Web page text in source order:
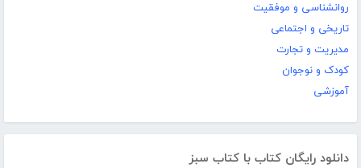
روانشناسی و موفقیت
تاریخی و اجتماعی
مدیریت و تجارت
کودک و نوجوان
آموزشی
دانلود رایگان کتاب با کتاب سبز